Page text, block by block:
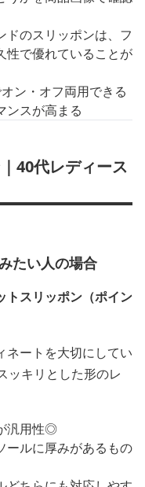
ドのスリッポンは、フ
性で優れていることが
ン・オフ両用できる
ンスが高まる
40代レディース
たい人の場合
トスリッポン（ポイン
ネートを大切にしてい
ッキリとした形のレ
汎用性◎
ールに厚みがあるもの